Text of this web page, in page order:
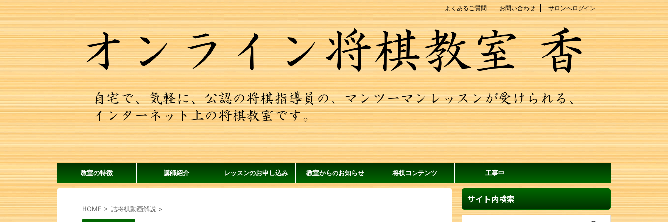
よくあるご質問 お問い合わせ サロンへログイン
教室の特徴 講師紹介 レッスンのお申し込み 教室からのお知らせ 将棋コンテンツ 工事中
HOME > 詰将棋動画解説 >
サイト内検索